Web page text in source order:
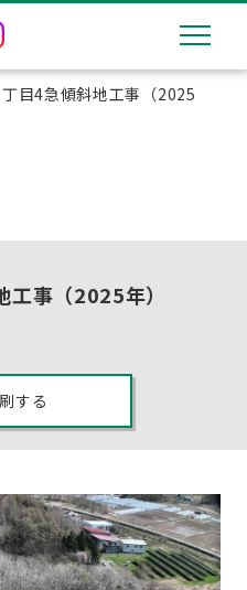
目4急傾斜地工事（2025
事（2025年）
する